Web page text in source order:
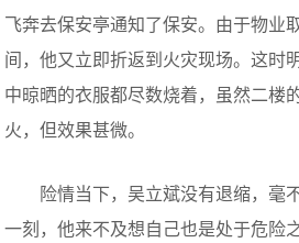
飞奔去保安亭通知了保安。由于物业
间，他又立即折返到火灾现场。这时
中晾晒的衣服都尽数烧着，虽然二楼
火，但效果甚微。
险情当下，吴立斌没有退缩，毫
一刻，他来不及想自己也是处于危险